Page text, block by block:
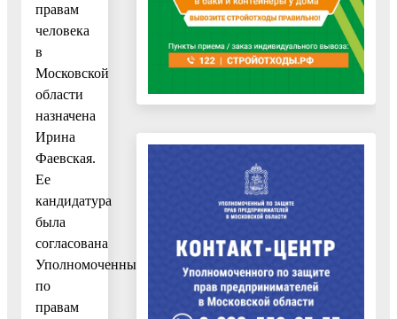
правам
человека
в
Московской
области
назначена
Ирина
Фаевская.
Ее
кандидатура
была
согласована
Уполномоченным
по
правам